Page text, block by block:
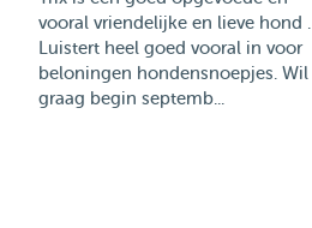
vooral vriendelijke en lieve hond .
Luistert heel goed vooral in voor
beloningen hondensnoepjes. Wil
graag begin septemb...